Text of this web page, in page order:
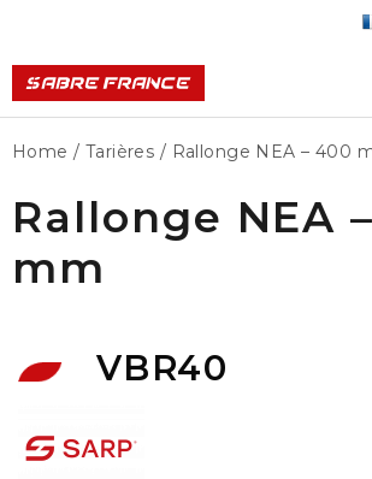
Home / Tarières / Rallonge NEA – 400
Rallonge NEA
mm
VBR40